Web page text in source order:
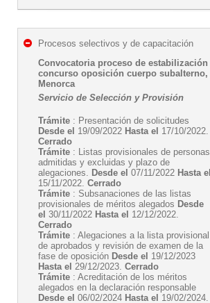
Procesos selectivos y de capacitación
Convocatoria proceso de estabilización
concurso oposición cuerpo subalterno,
Menorca
Servicio de Selección y Provisión
Trámite : Presentación de solicitudes
Desde el 19/09/2022 Hasta el 17/10/2022.
Cerrado
Trámite : Listas provisionales de personas
admitidas y excluidas y plazo de
alegaciones. Desde el 07/11/2022 Hasta el
15/11/2022. Cerrado
Trámite : Subsanaciones de las listas
provisionales de méritos alegados Desde
el 30/11/2022 Hasta el 12/12/2022.
Cerrado
Trámite : Alegaciones a la lista provisional
de aprobados y revisión de examen de la
fase de oposición Desde el 19/12/2023
Hasta el 29/12/2023. Cerrado
Trámite : Acreditación de los méritos
alegados en la declaración responsable
Desde el 06/02/2024 Hasta el 19/02/2024.